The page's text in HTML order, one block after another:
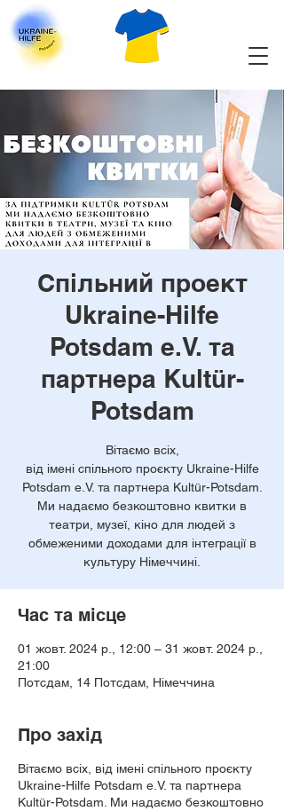
Спільний проект
Ukraine-Hilfe
Potsdam e.V. та
партнера Kultür-
Potsdam
Вітаємо всіх,
від імені спільного проєкту Ukraine-Hilfe
Potsdam e.V. та партнера Kultür-Potsdam.
Ми надаємо безкоштовно квитки в
театри, музеї, кіно для людей з
обмеженими доходами для інтеграції в
культуру Німеччині.
Час та місце
01 жовт. 2024 р., 12:00 – 31 жовт. 2024 р.,
21:00
Потсдам, 14 Потсдам, Німеччина
Про захід
Вітаємо всіх, від імені спільного проєкту
Ukraine-Hilfe Potsdam e.V. та партнера
Kultür-Potsdam. Ми надаємо безкоштовно